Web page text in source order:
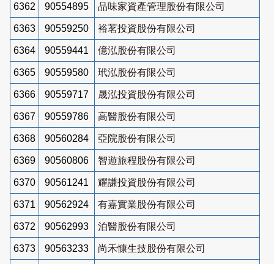
6362 90554895 品味家資產管理股份有限公司
6363 90559250 裕茗投資股份有限公司
6364 90559441 億泓股份有限公司
6365 90559580 玳泓股份有限公司
6366 90559717 晟泓投資股份有限公司
6367 90559786 高醫股份有限公司
6368 90560284 亞院股份有限公司
6369 90560806 智遊旅程股份有限公司
6370 90561241 耀謙投資股份有限公司
6371 90562924 有嘉實業股份有限公司
6372 90562993 泊醫股份有限公司
6373 90563233 尚禾慷生技股份有限公司